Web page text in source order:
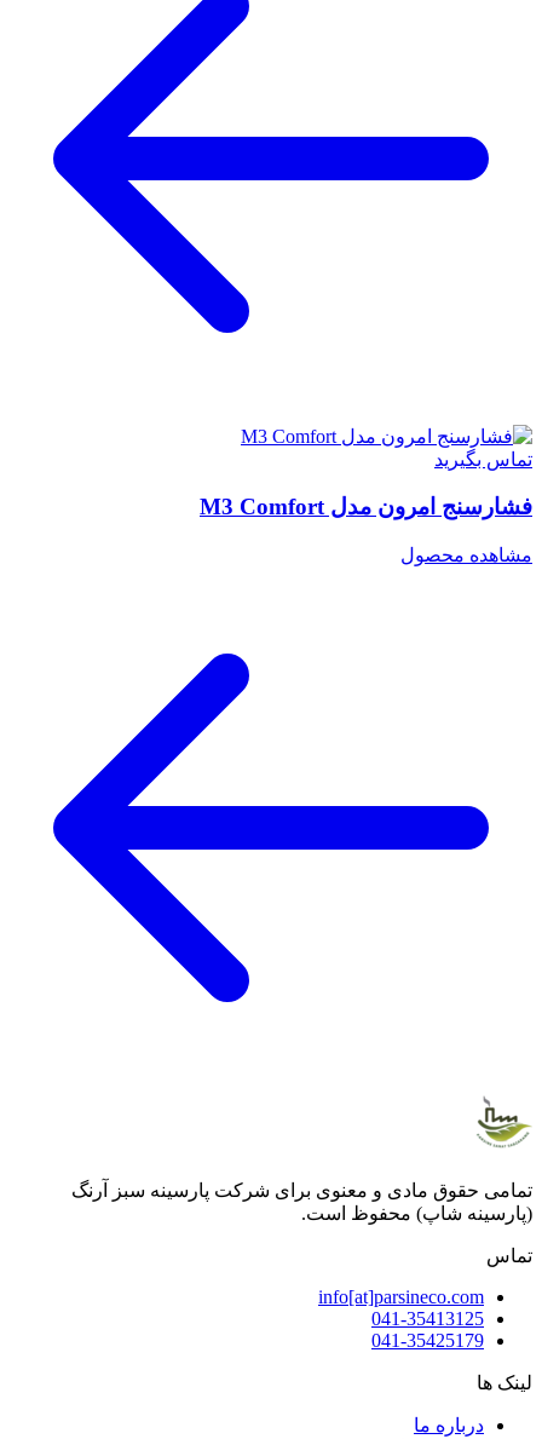
تماس بگیرید
فشارسنج امرون مدل M3 Comfort
مشاهده محصول
تمامی حقوق مادی و معنوی برای شرکت پارسینه سبز آرنگ
(پارسینه شاپ) محفوظ است.
تماس
info[at]parsineco.com
041-35413125
041-35425179
لینک ها
درباره ما